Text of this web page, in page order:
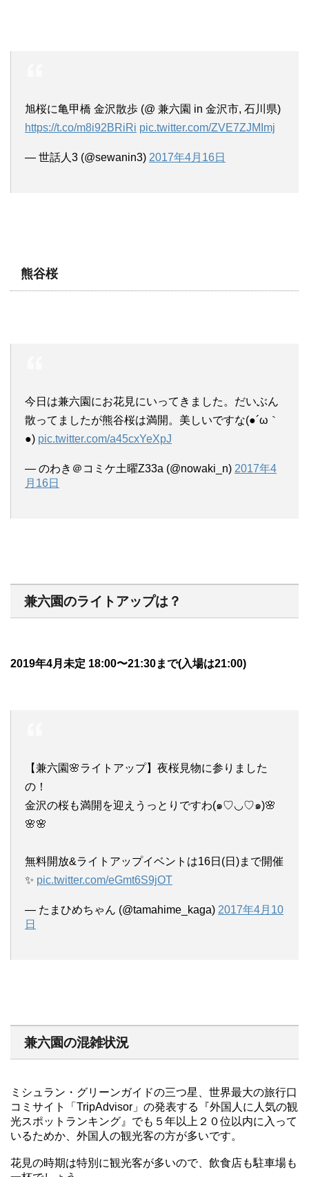
旭桜に亀甲橋 金沢散歩 (@ 兼六園 in 金沢市, 石川県)
https://t.co/m8i92BRiRi pic.twitter.com/ZVE7ZJMImj
— 世話人3 (@sewanin3) 2017年4月16日
熊谷桜
今日は兼六園にお花見にいってきました。だいぶん
散ってましたが熊谷桜は満開。美しいですな(●´ω｀
●) pic.twitter.com/a45cxYeXpJ
— のわき＠コミケ土曜Z33a (@nowaki_n) 2017年4
月16日
兼六園のライトアップは？
2019年4月未定 18:00〜21:30まで(入場は21:00)
【兼六園🌸ライトアップ】夜桜見物に参りました
の！
金沢の桜も満開を迎えうっとりですわ(๑♡◡♡๑)🌸
🌸🌸
無料開放&ライトアップイベントは16日(日)まで開催
✨ pic.twitter.com/eGmt6S9jOT
— たまひめちゃん (@tamahime_kaga) 2017年4月10
日
兼六園の混雑状況
ミシュラン・グリーンガイドの三つ星、世界最大の旅行口
コミサイト「TripAdvisor」の発表する『外国人に人気の観
光スポットランキング』でも５年以上２０位以内に入って
いるためか、外国人の観光客の方が多いです。
花見の時期は特別に観光客が多いので、飲食店も駐車場も